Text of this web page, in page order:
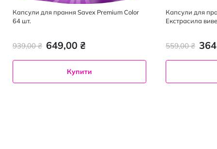
Капсули для прання Savex Premium Color
64 шт.
649,00 ₴
939,00 ₴
Купити
Капсули для
Екстрасила
559,00 ₴